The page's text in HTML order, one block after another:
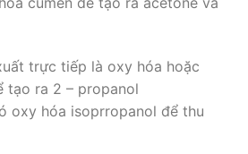
trực tiếp là oxy hóa hoặc
tạo ra 2 – propanol
oxy hóa isoprropanol để thu